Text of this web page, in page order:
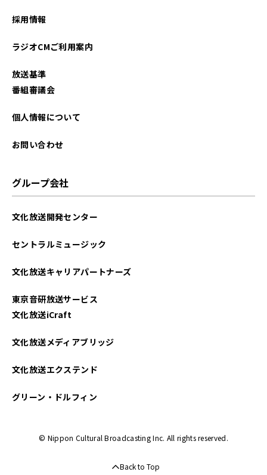
採用情報
ラジオCMご利用案内
放送基準
番組審議会
個人情報について
お問い合わせ
グループ会社
文化放送開発センター
セントラルミュージック
文化放送キャリアパートナーズ
東京音研放送サービス
文化放送iCraft
文化放送メディアブリッジ
文化放送エクステンド
グリーン・ドルフィン
© Nippon Cultural Broadcasting Inc. All rights reserved.
Back to Top